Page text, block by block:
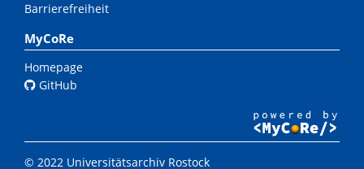
Barrierefreiheit
MyCoRe
Homepage
GitHub
© 2022 Universitätsarchiv Rostock